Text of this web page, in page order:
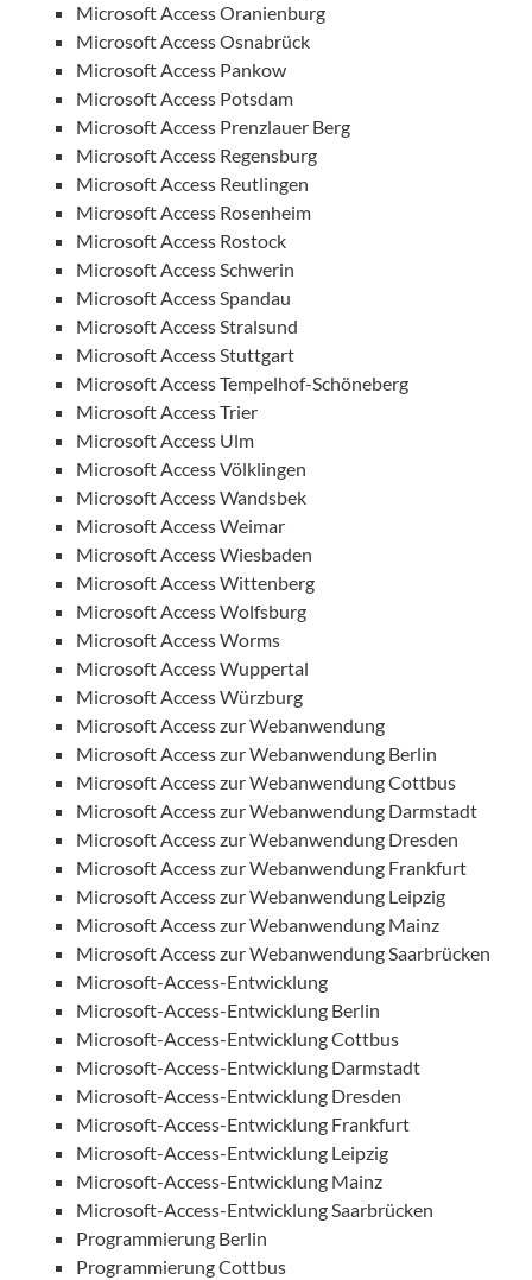
Microsoft Access Oranienburg
Microsoft Access Osnabrück
Microsoft Access Pankow
Microsoft Access Potsdam
Microsoft Access Prenzlauer Berg
Microsoft Access Regensburg
Microsoft Access Reutlingen
Microsoft Access Rosenheim
Microsoft Access Rostock
Microsoft Access Schwerin
Microsoft Access Spandau
Microsoft Access Stralsund
Microsoft Access Stuttgart
Microsoft Access Tempelhof-Schöneberg
Microsoft Access Trier
Microsoft Access Ulm
Microsoft Access Völklingen
Microsoft Access Wandsbek
Microsoft Access Weimar
Microsoft Access Wiesbaden
Microsoft Access Wittenberg
Microsoft Access Wolfsburg
Microsoft Access Worms
Microsoft Access Wuppertal
Microsoft Access Würzburg
Microsoft Access zur Webanwendung
Microsoft Access zur Webanwendung Berlin
Microsoft Access zur Webanwendung Cottbus
Microsoft Access zur Webanwendung Darmstadt
Microsoft Access zur Webanwendung Dresden
Microsoft Access zur Webanwendung Frankfurt
Microsoft Access zur Webanwendung Leipzig
Microsoft Access zur Webanwendung Mainz
Microsoft Access zur Webanwendung Saarbrücken
Microsoft-Access-Entwicklung
Microsoft-Access-Entwicklung Berlin
Microsoft-Access-Entwicklung Cottbus
Microsoft-Access-Entwicklung Darmstadt
Microsoft-Access-Entwicklung Dresden
Microsoft-Access-Entwicklung Frankfurt
Microsoft-Access-Entwicklung Leipzig
Microsoft-Access-Entwicklung Mainz
Microsoft-Access-Entwicklung Saarbrücken
Programmierung Berlin
Programmierung Cottbus